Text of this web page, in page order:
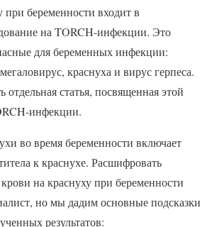
при беременности входит в
на TORCH-инфекции. Это
для беременных инфекции:
краснуха и вирус герпеса.
отдельная статья, посвященная этой
инфекции.
во время беременности включает
к краснухе. Расшифровать
крови на краснуху при беременности
но мы дадим основные подсказки
результатов: